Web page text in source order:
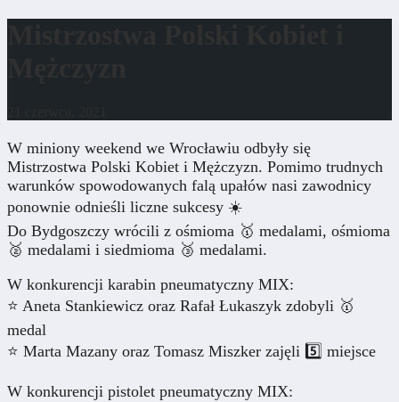
W miniony weekend we Wrocławiu odbyły się
Mistrzostwa Polski Kobiet i Mężczyzn. Pomimo trudnych
warunków spowodowanych falą upałów nasi zawodnicy
ponownie odnieśli liczne sukcesy ☀️
Do Bydgoszczy wrócili z ośmioma 🥇 medalami, ośmioma
🥈 medalami i siedmioma 🥉 medalami.
W konkurencji karabin pneumatyczny MIX:
⭐ Aneta Stankiewicz oraz Rafał Łukaszyk zdobyli 🥇
medal
⭐ Marta Mazany oraz Tomasz Miszker zajęli 5️⃣ miejsce
W konkurencji pistolet pneumatyczny MIX: